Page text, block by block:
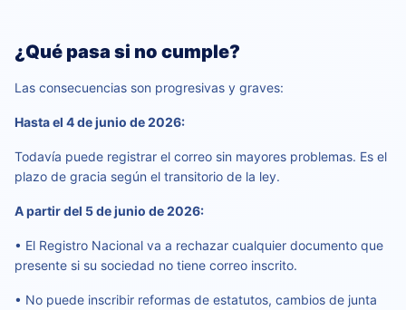
¿Qué pasa si no cumple?
Las consecuencias son progresivas y graves:
Hasta el 4 de junio de 2026:
Todavía puede registrar el correo sin mayores problemas. Es el
plazo de gracia según el transitorio de la ley.
A partir del 5 de junio de 2026:
• El Registro Nacional va a rechazar cualquier documento que
presente si su sociedad no tiene correo inscrito.
• No puede inscribir reformas de estatutos, cambios de junta